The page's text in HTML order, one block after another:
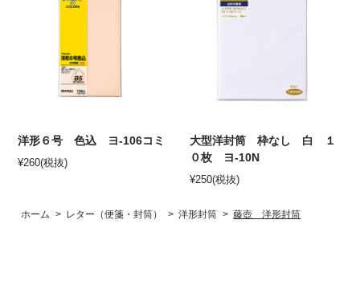
洋形６号 色込 ヨ-106コミ
¥260(税抜)
大型洋封筒 枠なし 白 １
０枚 ヨ-10N
¥250(税抜)
ホーム > レター（便箋・封筒） > 洋形封筒 > 藤壺 洋形封筒